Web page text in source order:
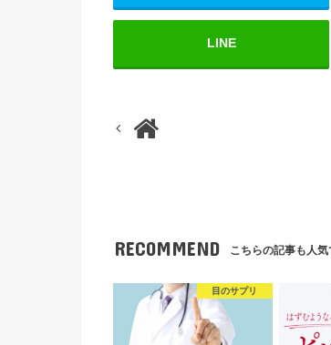
LINE
RECOMMEND こちらの記事も人気
目のサプリ